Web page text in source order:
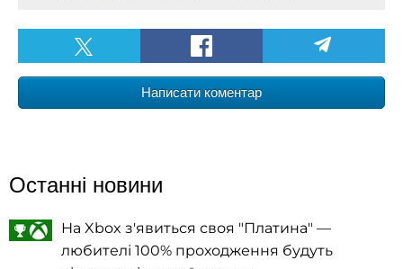
Написати коментар
Останні новини
На Xbox з'явиться своя "Платина" —
любителі 100% проходження будуть